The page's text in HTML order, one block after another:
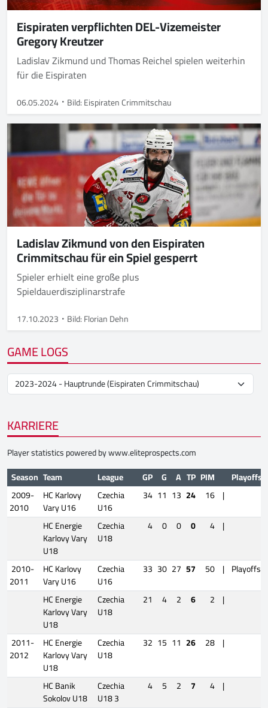
Eispiraten verpflichten DEL-Vizemeister
Gregory Kreutzer
Ladislav Zikmund und Thomas Reichel spielen weiterhin
für die Eispiraten
06.05.2024 Bild: Eispiraten Crimmitschau
Ladislav Zikmund von den Eispiraten
Crimmitschau für ein Spiel gesperrt
Spieler erhielt eine große plus
Spieldauerdisziplinarstrafe
17.10.2023 Bild: Florian Dehn
GAME LOGS
KARRIERE
Player statistics powered bywww.eliteprospects.com
Season Team League GP G A TP PIM
Playoffs
2009-
2010
HC Karlovy
Vary U16
Czechia
U16
34 11 13 24 16 |
HC Energie
Karlovy Vary
U18
Czechia
U18
4 0 0 0 4 |
2010-
2011
HC Karlovy
Vary U16
Czechia
U16
33 30 27 57 50 | Playoffs
HC Energie
Karlovy Vary
U18
Czechia
U18
21 4 2 6 2 |
2011-
2012
HC Energie
Karlovy Vary
U18
Czechia
U18
32 15 11 26 28 |
HC Banik
Sokolov U18
Czechia
U18 3
4 5 2 7 4 |